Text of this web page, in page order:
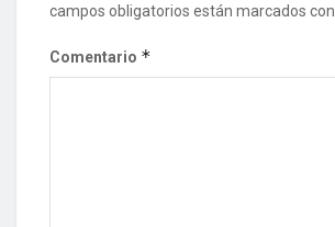
campos obligatorios están marcados con
Comentario *